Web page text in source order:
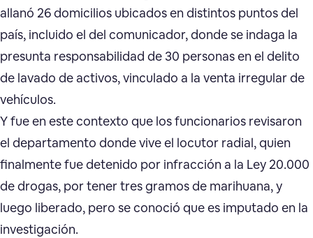
allanó 26 domicilios ubicados en distintos puntos del
país, incluido el del comunicador, donde se indaga la
presunta responsabilidad de 30 personas en el delito
de lavado de activos, vinculado a la venta irregular de
vehículos.
Y fue en este contexto que los funcionarios revisaron
el departamento donde vive el locutor radial, quien
finalmente fue detenido por infracción a la Ley 20.000
de drogas, por tener tres gramos de marihuana, y
luego liberado, pero se conoció que es imputado en la
investigación.